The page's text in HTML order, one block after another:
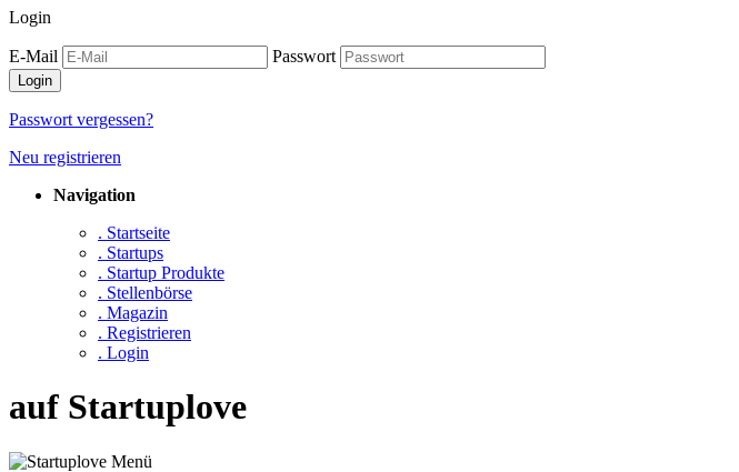
Login
E-Mail Passwort
Passwort vergessen?
Neu registrieren
Navigation
. Startseite
. Startups
. Startup Produkte
. Stellenbörse
. Magazin
. Registrieren
. Login
auf Startuplove